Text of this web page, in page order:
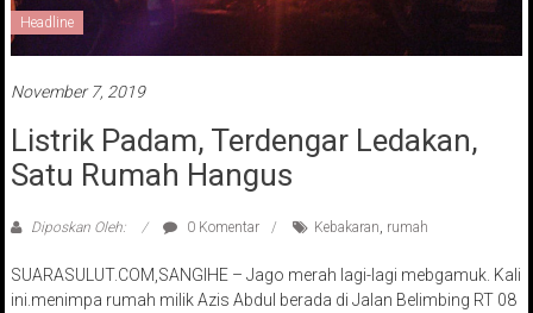
Headline
November 7, 2019
Listrik Padam, Terdengar Ledakan,
Satu Rumah Hangus
Diposkan Oleh: 0 Komentar Kebakaran, rumah
SUARASULUT.COM,SANGIHE – Jago merah lagi-lagi mebgamuk. Kali
ini.menimpa rumah milik Azis Abdul berada di Jalan Belimbing RT 08